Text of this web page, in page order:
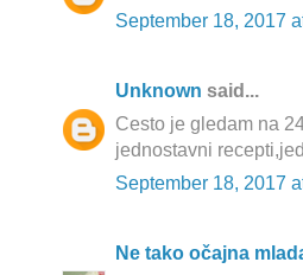
September 18, 2017
Unknown said...
Cesto je gledam na
jednostavni
September 18, 2017
Ne tako očajna